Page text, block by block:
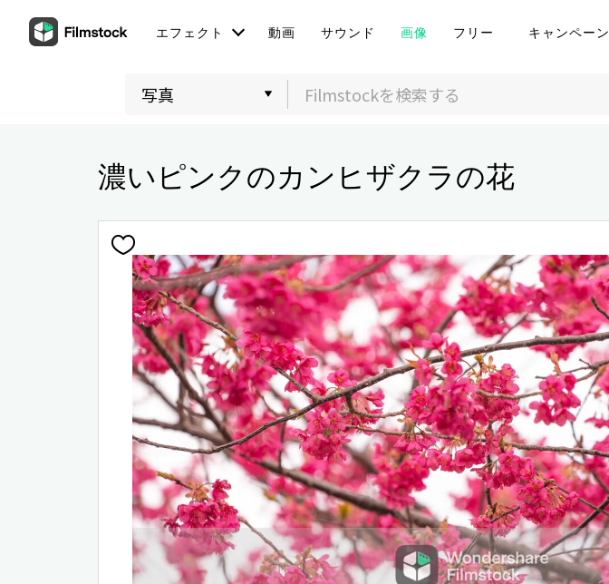
エフェクト 動画 サウンド 画像 フリー キャンペーン
濃いピンクのカンヒザクラの花